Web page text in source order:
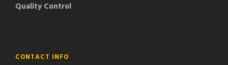
Quality Control
CONTACT INFO